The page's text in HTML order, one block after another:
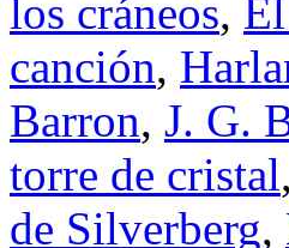
los cráneos,
canción,
Barron, J. G.
torre de cristal,
de Silverberg,